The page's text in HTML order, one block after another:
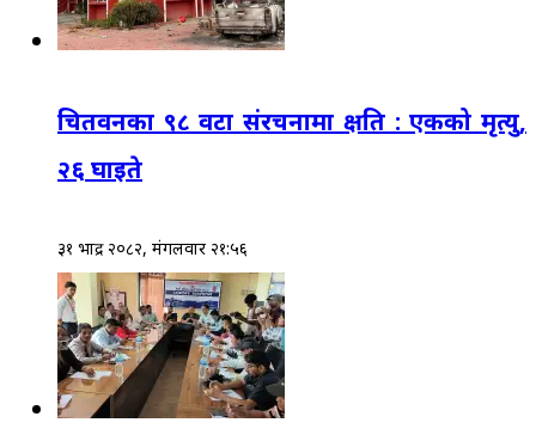
चितवनका ९८ वटा संरचनामा क्षति : एकको मृत्यु,
२६ घाइते
३१ भाद्र २०८२, मंगलवार २१:५६